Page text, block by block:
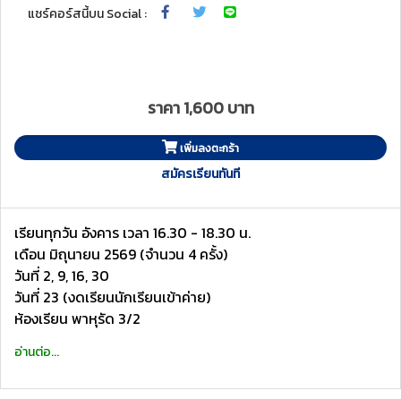
แชร์คอร์สนี้บน Social :
ราคา 1,600 บาท
เพิ่มลงตะกร้า
สมัครเรียนทันที
เรียนทุกวัน อังคาร เวลา 16.30 - 18.30 น.
เดือน มิถุนายน 2569 (จำนวน 4 ครั้ง)
วันที่ 2, 9, 16, 30
วันที่ 23 (งดเรียนนักเรียนเข้าค่าย)
ห้องเรียน พาหุรัด 3/2
อ่านต่อ...